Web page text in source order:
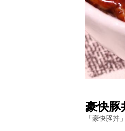
豪快豚
「豪快豚丼